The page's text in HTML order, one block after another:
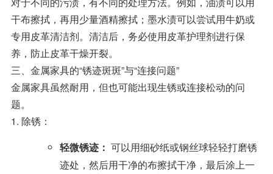
干布擦拭，再用少量酒精擦拭；墨水渍可以尝试用牛奶或
专用皮革清洁剂。清洁后，务必使用皮革护理剂进行保
养，防止皮革干燥开裂。
三、金属家具的“锈迹斑斑”与“连接问题”
金属家具虽然耐用，但也可能出现生锈或连接松动的问
题。
1. 除锈：
轻微锈迹： 可以用细砂纸或钢丝球轻轻打磨锈
迹处，然后用干净的布擦拭干净，最后涂上一